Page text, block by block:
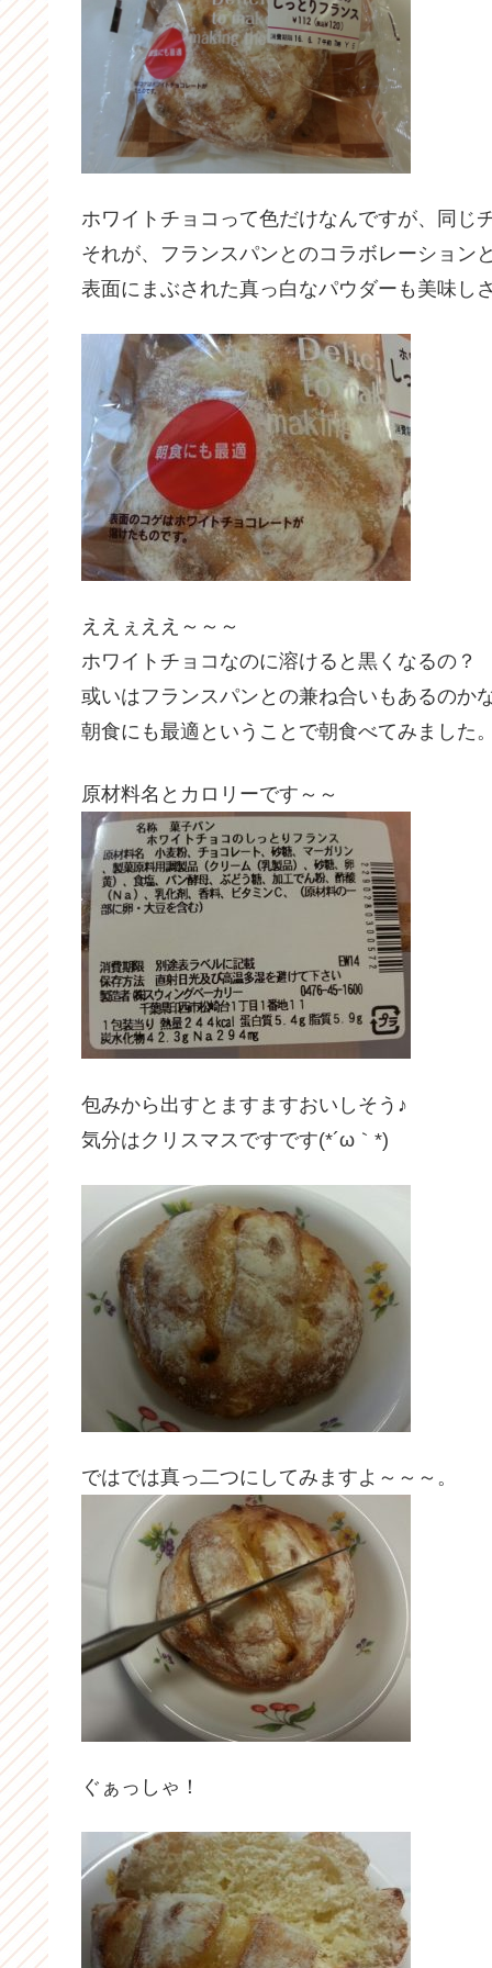
ホワイトチョコって色だけなんですが、同じ
それが、フランスパンとのコラボレーション
表面にまぶされた真っ白なパウダーも美味し
ええぇええ～～～
ホワイトチョコなのに溶けると黒くなるの？
或いはフランスパンとの兼ね合いもあるのか
朝食にも最適ということで朝食べてみました
原材料名とカロリーです～～
包みから出すとますますおいしそう♪
気分はクリスマスですです(*´ω｀*)
ではでは真っ二つにしてみますよ～～～。
ぐぁっしゃ！